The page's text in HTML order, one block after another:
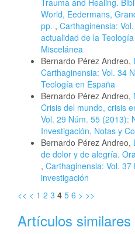
Trauma and Healing.
World, Eedermans,
pp. , Carthaginensia:
actualidad de la
Miscelánea
Bernardo Pérez Andreo,
Carthaginensia: Vol. 34
Teología en España
Bernardo Pérez Andreo,
Crisis del mundo, crisis
Vol. 29 Núm. 55 (2013):
Investigación, Notas y
Bernardo Pérez Andreo,
de dolor y de alegría.
, Carthaginensia: Vol.
investigación
<< < 1 2 3 4 5 6 > >>
Artículos similares